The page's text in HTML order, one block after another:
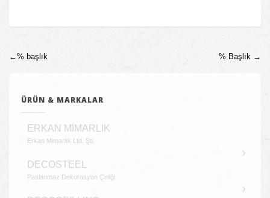
Gönderi Navigasyonu
←% başlık % Başlık →
ÜRÜN & MARKALAR
ERKAN MİMARLIK
Erkan Mimarlık Ltd. Şti.
DECOSTEEL
Paslanmaz Dekorasyon Çeliği